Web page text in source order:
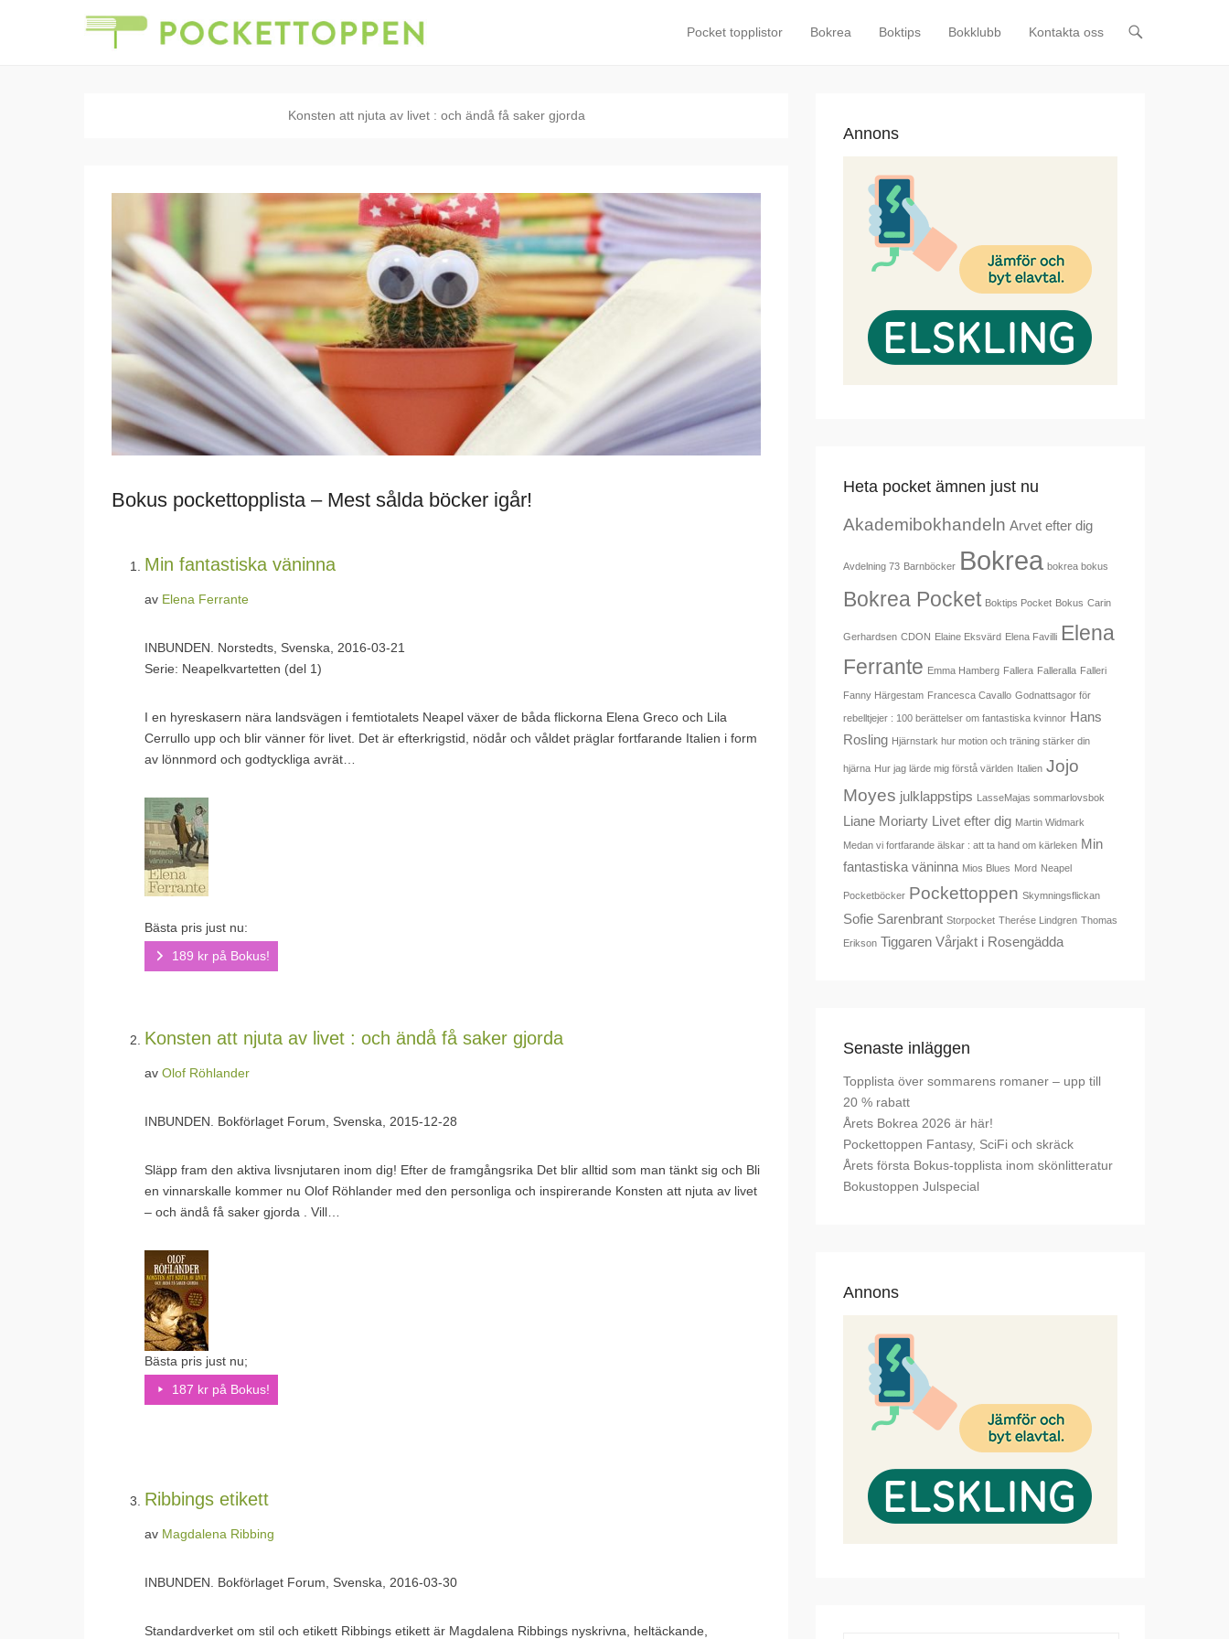
Primary Menu
Skip to content
Pocket topplistor Bokrea Boktips Bokklubb Kontakta oss
Konsten att njuta av livet : och ändå få saker gjorda
Bokus pockettopplista – Mest sålda böcker igår!
Min fantastiska väninna
av Elena Ferrante
INBUNDEN. Norstedts, Svenska, 2016-03-21
Serie: Neapelkvartetten (del 1)
I en hyreskasern nära landsvägen i femtiotalets Neapel växer de båda flickorna Elena Greco och Lila
Cerrullo upp och blir vänner för livet. Det är efterkrigstid, nödår och våldet präglar fortfarande Italien i form
av lönnmord och godtyckliga avrät…
Bästa pris just nu:
189 kr på Bokus!
Konsten att njuta av livet : och ändå få saker gjorda
av Olof Röhlander
INBUNDEN. Bokförlaget Forum, Svenska, 2015-12-28
Släpp fram den aktiva livsnjutaren inom dig! Efter de framgångsrika Det blir alltid som man tänkt sig och Bli
en vinnarskalle kommer nu Olof Röhlander med den personliga och inspirerande Konsten att njuta av livet
– och ändå få saker gjorda . Vill…
Bästa pris just nu;
187 kr på Bokus!
Ribbings etikett
av Magdalena Ribbing
INBUNDEN. Bokförlaget Forum, Svenska, 2016-03-30
Standardverket om stil och etikett Ribbings etikett är Magdalena Ribbings nyskrivna, heltäckande,
Annons
Heta pocket ämnen just nu
Akademibokhandeln Arvet efter dig
Avdelning 73 Barnböcker Bokrea bokrea bokus
Bokrea Pocket Boktips Pocket Bokus Carin
Gerhardsen CDON Elaine Eksvärd Elena Favilli Elena
Ferrante Emma Hamberg Fallera Falleralla Falleri
Fanny Härgestam Francesca Cavallo Godnattsagor för
rebelltjejer : 100 berättelser om fantastiska kvinnor Hans
Rosling Hjärnstark hur motion och träning stärker din
hjärna Hur jag lärde mig förstå världen Italien Jojo
Moyes julklappstips LasseMajas sommarlovsbok
Liane Moriarty Livet efter dig Martin Widmark
Medan vi fortfarande älskar : att ta hand om kärleken Min
fantastiska väninna Mios Blues Mord Neapel
Pocketböcker Pockettoppen Skymningsflickan
Sofie Sarenbrant Storpocket Therése Lindgren Thomas
Erikson Tiggaren Vårjakt i Rosengädda
Senaste inläggen
Topplista över sommarens romaner – upp till
20 % rabatt
Årets Bokrea 2026 är här!
Pockettoppen Fantasy, SciFi och skräck
Årets första Bokus-topplista inom skönlitteratur
Bokustoppen Julspecial
Annons